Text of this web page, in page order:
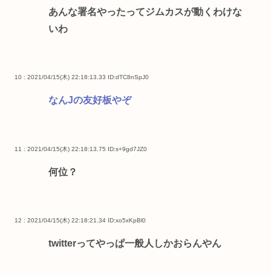
あんな署名やったってジムカスが動くわけな
いわ
10 : 2021/04/15(木) 22:18:13.33 ID:dTC8nSpJ0
なんJの友好板やぞ
11 : 2021/04/15(木) 22:18:13.75 ID:s+9gd7JZ0
何位？
12 : 2021/04/15(木) 22:18:21.34 ID:xo5xKpBl0
twitterってやっぱ一般人しかおらんやん